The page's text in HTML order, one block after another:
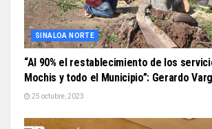
SINALOA NORTE
“Al 90% el restablecimiento de los
Mochis y todo el Municipio”: Gerardo
25 octubre, 2023